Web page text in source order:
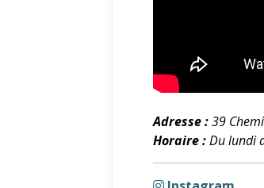
Adresse :39
Horaire :Du lundi